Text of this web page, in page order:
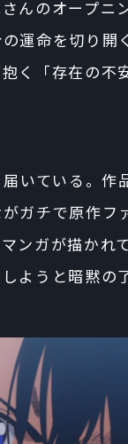
んのオープニ
運命を切り開
く「存在の不
いている。作
ガチで原作フ
ンガが描かれ
ようと暗黙の